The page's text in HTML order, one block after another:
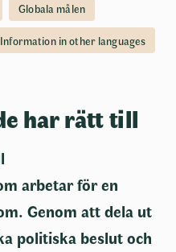
Globala målen
Information in other languages
har rätt till
arbetar för en
Genom att dela ut
politiska beslut och